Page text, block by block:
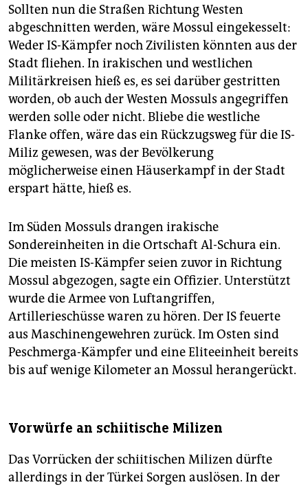
Sollten nun die Straßen Richtung Westen
abgeschnitten werden, wäre Mossul eingekesselt:
Weder IS-Kämpfer noch Zivilisten könnten aus der
Stadt fliehen. In irakischen und westlichen
Militärkreisen hieß es, es sei darüber gestritten
worden, ob auch der Westen Mossuls angegriffen
werden solle oder nicht. Bliebe die westliche
Flanke offen, wäre das ein Rückzugsweg für die IS-
Miliz gewesen, was der Bevölkerung
möglicherweise einen Häuserkampf in der Stadt
erspart hätte, hieß es.
Im Süden Mossuls drangen irakische
Sondereinheiten in die Ortschaft Al-Schura ein.
Die meisten IS-Kämpfer seien zuvor in Richtung
Mossul abgezogen, sagte ein Offizier. Unterstützt
wurde die Armee von Luftangriffen,
Artillerieschüsse waren zu hören. Der IS feuerte
aus Maschinengewehren zurück. Im Osten sind
Peschmerga-Kämpfer und eine Eliteeinheit bereits
bis auf wenige Kilometer an Mossul herangerückt.
Vorwürfe an schiitische Milizen
Das Vorrücken der schiitischen Milizen dürfte
allerdings in der Türkei Sorgen auslösen. In der